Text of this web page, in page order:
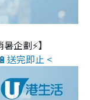
企劃⚡】
送完即止 <